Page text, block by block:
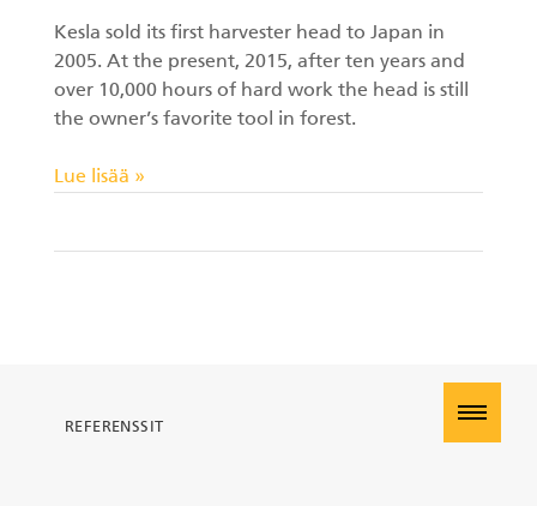
REFERENSSIT
Kesla sold its first harvester head to Japan in
2005. At the present, 2015, after ten years and
over 10,000 hours of hard work the head is still
the owner’s favorite tool in forest.
Lue lisää »